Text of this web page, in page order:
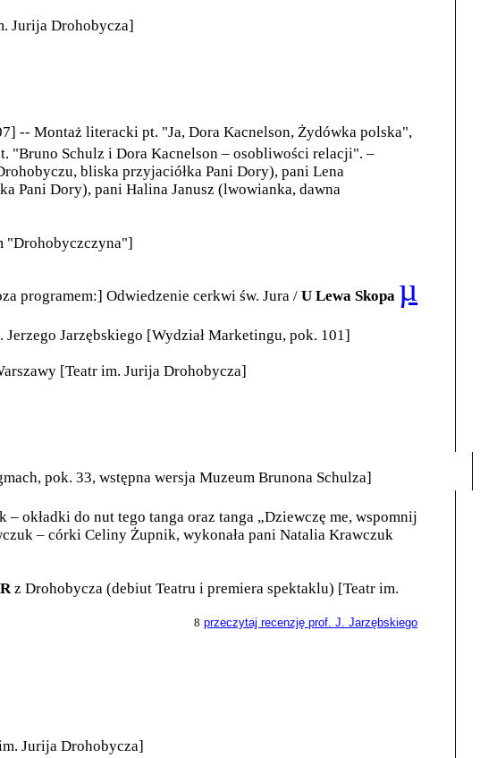
Jurija Drohobycza]
-- Montaż literacki pt. "Ja, Dora Kacnelson, Żydówka polska",
"Bruno Schulz i Dora Kacnelson – osobliwości relacji". –
bliska przyjaciółka Pani Dory), pani Lena
Pani Dory), pani Halina Janusz (lwowianka, dawna
programem:] Odwiedzenie cerkwi św. Jura /U Lewa Skopa µ
Jarzębskiego [Wydział Marketingu, pok. 101]
[Teatr im. Jurija Drohobycza]
pok. 33, wstępna wersja Muzeum Brunona Schulza]
okładki do nut tego tanga oraz tanga „Dziewczę me, wspomnij
– córki Celiny Żupnik, wykonała pani Natalia Krawczuk
z Drohobycza (debiut Teatru i premiera spektaklu) [Teatr im.
8 przeczytaj recenzję prof. J. Jarzębskiego
Jurija Drohobycza]